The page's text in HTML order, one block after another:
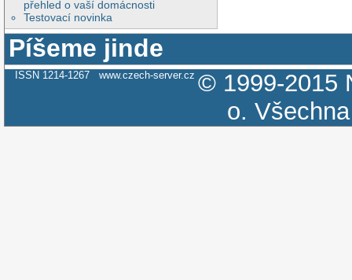
přehled o vaší domácnosti
Testovací novinka
Píšeme jinde
ISSN 1214-1267 www.czech-server.cz © 1999-2015
o.